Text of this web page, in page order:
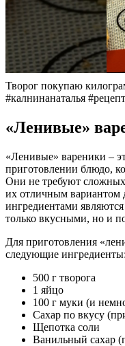
Творог покупаю
#калнинанаталья
«Ленивые»
«Ленивые» вареники –
приготовлении блюдо,
Они не требуют сложных
их отличным вариантом
ингредиентами
только вкусными, но и
Для приготовления
следующие ингредиенты:
500 г творога
1 яйцо
100 г муки (и
Сахар по вкусу
Щепотка соли
Ванильный сахар